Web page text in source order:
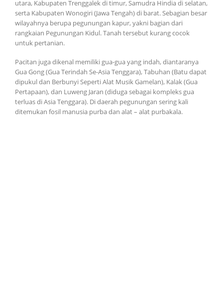
utara, Kabupaten Trenggalek di timur, Samudra Hindia di selatan,
serta Kabupaten Wonogiri (Jawa Tengah) di barat. Sebagian besar
wilayahnya berupa pegunungan kapur, yakni bagian dari
rangkaian Pegunungan Kidul. Tanah tersebut kurang cocok
untuk pertanian.
Pacitan juga dikenal memiliki gua-gua yang indah, diantaranya
Gua Gong (Gua Terindah Se-Asia Tenggara), Tabuhan (Batu dapat
dipukul dan Berbunyi Seperti Alat Musik Gamelan), Kalak (Gua
Pertapaan), dan Luweng Jaran (diduga sebagai kompleks gua
terluas di Asia Tenggara). Di daerah pegunungan sering kali
ditemukan fosil manusia purba dan alat – alat purbakala.